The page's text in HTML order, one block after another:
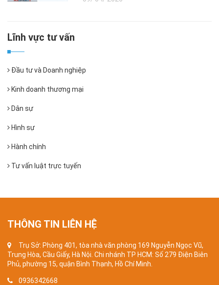
Lĩnh vực tư vấn
Đầu tư và Doanh nghiệp
Kinh doanh thương mại
Dân sự
Hình sự
Hành chính
Tư vấn luật trực tuyến
THÔNG TIN LIÊN HỆ
Trụ Sở: Phòng 401, tòa nhà văn phòng 169 Nguyễn Ngọc Vũ,
Trung Hòa, Cầu Giấy, Hà Nội. Chi nhánh TP HCM: Số 279 Điện Biên
Phủ, phường 15, quận Bình Thạnh, Hồ Chí Minh.
0936342668